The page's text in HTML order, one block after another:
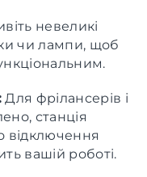
невеликі
чи лампи, щоб
Для фрілансерів і
станція
відключення
вашій роботі.